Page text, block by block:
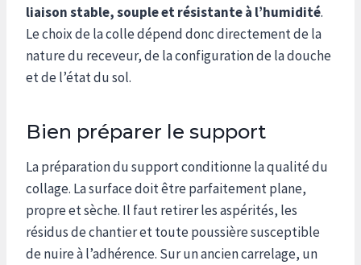
liaison stable, souple et résistante à l’humidité.
Le choix de la colle dépend donc directement de la
nature du receveur, de la configuration de la douche
et de l’état du sol.
Bien préparer le support
La préparation du support conditionne la qualité du
collage. La surface doit être parfaitement plane,
propre et sèche. Il faut retirer les aspérités, les
résidus de chantier et toute poussière susceptible
de nuire à l’adhérence. Sur un ancien carrelage, un